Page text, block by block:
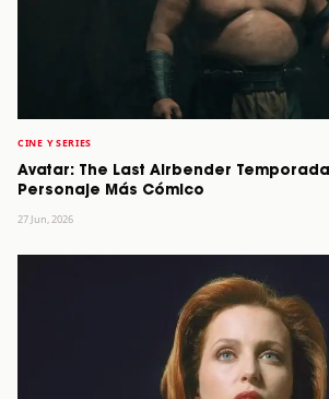
CINE Y SERIES
Avatar: The Last Airbender
Personaje Más Cómico
27 Jun, 2026